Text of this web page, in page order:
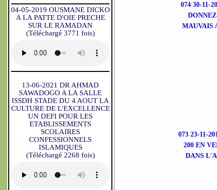
04-05-2019 OUSMANE DICKO
A LA PATTE D'OIE PRECHE
SUR LE RAMADAN
(Téléchargé 3771 fois)
13-06-2021 DR AHMAD
SAWADOGO A LA SALLE
ISSDH STADE DU 4 AOUT LA
CULTURE DE L'EXCELLENCE
UN DEFI POUR LES
ETABLISSEMENTS
SCOLAIRES
CONFESSIONNELS
ISLAMIQUES
(Téléchargé 2268 fois)
074 30-11-
MAUVAIS
073 23-11-
200 EN
DANS